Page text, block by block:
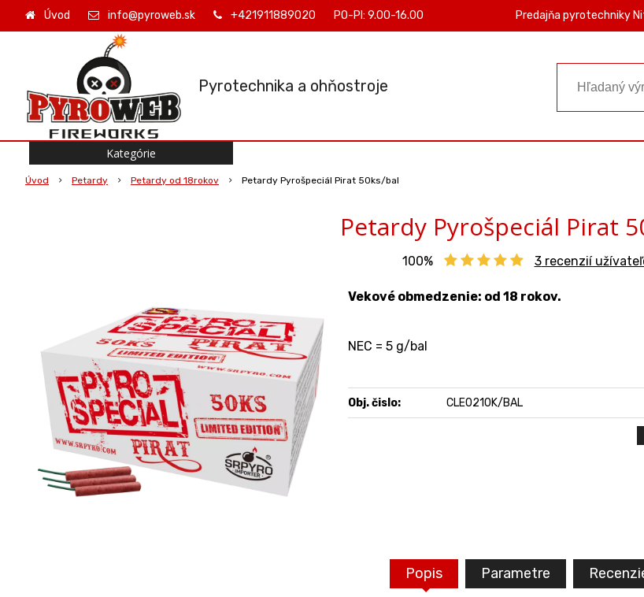
Pyrotechnika a ohňostroje
Úvod info@pyroweb.sk +421911889020 PO-PI: 9.00-16.00 Predajňa pyrotechniky
Úvod Petardy Petardy od 18rokov Petardy Pyrošpeciál Pirat 50ks/bal
Petardy Pyrošpeciál Pirat
100% 3recenzií
Vekové obmedzenie: od 18 rokov.
NEC = 5 g/bal
Obj. čislo: CLE0210K/BAL
Popis Parametre
Kategórie